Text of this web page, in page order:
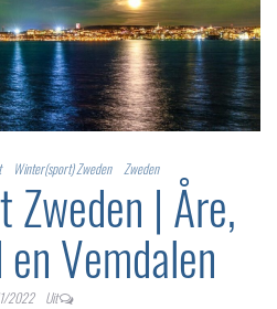
Winter(sport) Zweden Zweden
| Åre,
Vemdalen
2022 Uit